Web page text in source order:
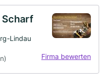
Scharf
Lindau
Firma bewerten